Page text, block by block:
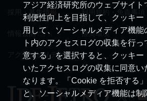
アジア経済研究所のウェブサイト
利便性向上を目指して、クッキー
用して、ソーシャルメディア機能
ト内のアクセスログの収集を行っ
意する」を選択すると、クッキー
いたアクセスログの収集に同意い
なります。「Cookie を拒否する
と、ソーシャルメディア機能は制
採用・募集情報 利用規約・免責事項
情報公開 推奨環境
アクセシビリティ